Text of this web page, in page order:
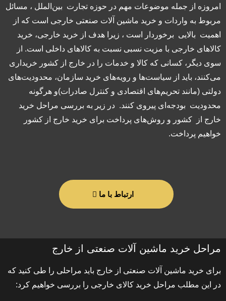
امروزه از جمله موضوعات مهم در حوزه تجارت بین‌الملل ، مسائل
مربوط به واردات و خرید ماشین آلات صنعتی خارجی است که از
اهمیت بالایی برخوردار است ، زیرا هدف از خرید خارجی، خرید
کالاهای خارجی با مزیت نسبی نسبت به کالاهای داخلی است. از
سوی دیگر، کسانی که کالا و خدمات را در خارج از کشور خریداری
می‌کنند، باید از سیاست‌ها و رویه‌های خرید سازمان، محدودیت‌های
دولتی (مانند تحریم‌های اقتصادی و کنترل صادرات)و هرگونه
محدودیت بودجه‌ای پیروی کنند. در زیر به بررسی مراحل خرید
خارج از کشور و روش‌های پرداخت برای خرید خارج از کشور
خواهیم پرداخت.
ارتباط با ما
مراحل خرید ماشین آلات صنعتی از خارج
برای خرید ماشین آلات صنعتی از خارج باید مراحلی را طی کنید که
در این مطلب مراحل خرید کالای خارجی را بررسی خواهیم کرد: